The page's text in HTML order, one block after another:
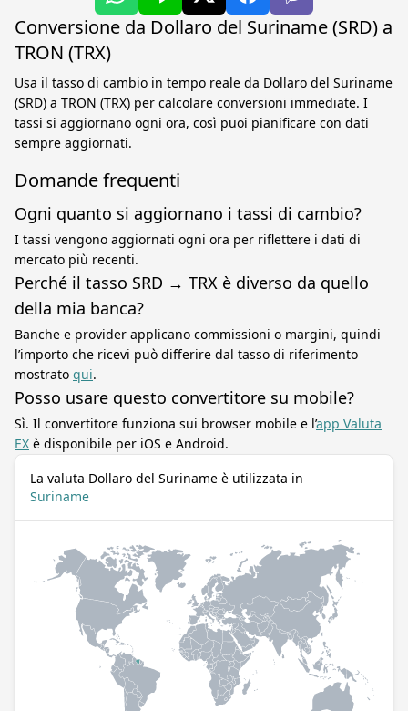
Conversione da Dollaro del Suriname (SRD) a
TRON (TRX)
Usa il tasso di cambio in tempo reale da Dollaro del Suriname
(SRD) a TRON (TRX) per calcolare conversioni immediate. I
tassi si aggiornano ogni ora, così puoi pianificare con dati
sempre aggiornati.
Domande frequenti
Ogni quanto si aggiornano i tassi di cambio?
I tassi vengono aggiornati ogni ora per riflettere i dati di
mercato più recenti.
Perché il tasso SRD → TRX è diverso da quello
della mia banca?
Banche e provider applicano commissioni o margini, quindi
l’importo che ricevi può differire dal tasso di riferimento
mostrato qui.
Posso usare questo convertitore su mobile?
Sì. Il convertitore funziona sui browser mobile e l’app Valuta
EX è disponibile per iOS e Android.
La valuta Dollaro del Suriname è utilizzata in
Suriname